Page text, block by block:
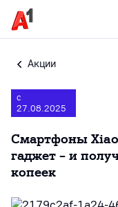
Акции
с
27.08.2025
Смартфоны
гаджет – и
копеек